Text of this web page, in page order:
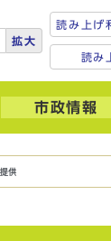
拡大
読み上げ
読み
市政情報